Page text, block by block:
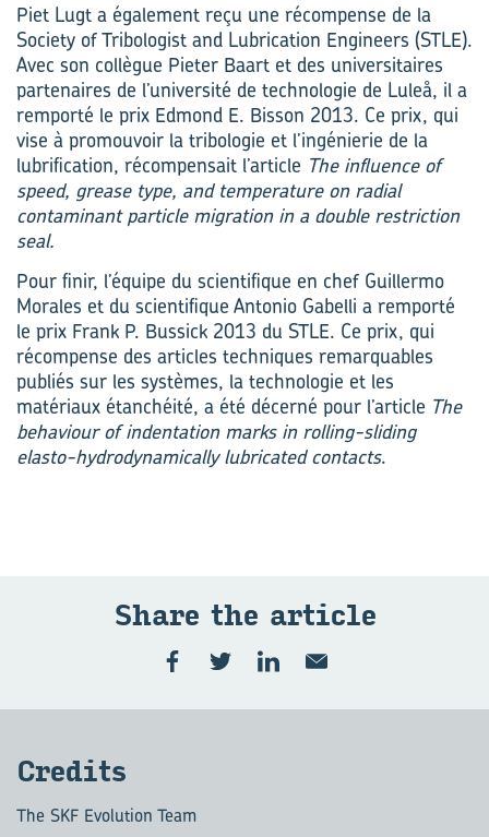
Piet Lugt a également reçu une récompense de la
Society of Tribologist and Lubrication Engineers (STLE).
Avec son collègue Pieter Baart et des universitaires
partenaires de l’université de technologie de Luleå, il a
remporté le prix Edmond E. Bisson 2013. Ce prix, qui
vise à promouvoir la tribologie et l’ingénierie de la
lubrification, récompensait l’article The influence of
speed, grease type, and temperature on radial
contaminant particle migration in a double restriction
seal.
Pour finir, l’équipe du scientifique en chef Guillermo
Morales et du scientifique Antonio Gabelli a remporté
le prix Frank P. Bussick 2013 du STLE. Ce prix, qui
récompense des articles techniques remarquables
publiés sur les systèmes, la technologie et les
matériaux étanchéité, a été décerné pour l’article The
behaviour of indentation marks in rolling-sliding
elasto-hydrodynamically lubricated contacts.
Share the ar­ticle
Cre­dits
The SKF Evolution Team